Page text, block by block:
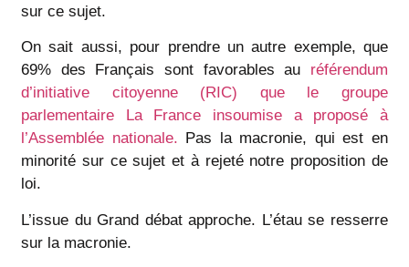
sur ce sujet.
On sait aussi, pour prendre un autre exemple, que
69% des Français sont favorables au référendum
d’initiative citoyenne (RIC) que le groupe
parlementaire La France insoumise a proposé à
l’Assemblée nationale. Pas la macronie, qui est en
minorité sur ce sujet et à rejeté notre proposition de
loi.
L’issue du Grand débat approche. L’étau se resserre
sur la macronie.